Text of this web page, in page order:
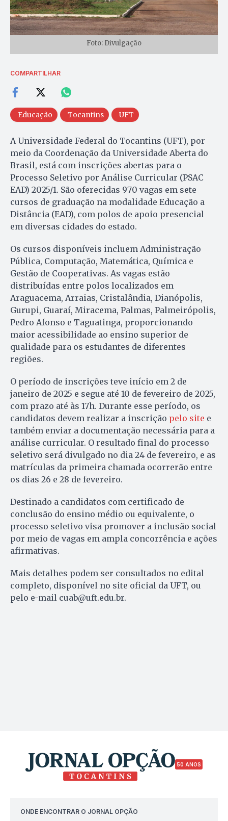
Foto: Divulgação
COMPARTILHAR
Educação Tocantins UFT
A Universidade Federal do Tocantins (UFT), por
meio da Coordenação da Universidade Aberta do
Brasil, está com inscrições abertas para o
Processo Seletivo por Análise Curricular (PSAC
EAD) 2025/1. São oferecidas 970 vagas em sete
cursos de graduação na modalidade Educação a
Distância (EAD), com polos de apoio presencial
em diversas cidades do estado.
Os cursos disponíveis incluem Administração
Pública, Computação, Matemática, Química e
Gestão de Cooperativas. As vagas estão
distribuídas entre polos localizados em
Araguacema, Arraias, Cristalândia, Dianópolis,
Gurupi, Guaraí, Miracema, Palmas, Palmeirópolis,
Pedro Afonso e Taguatinga, proporcionando
maior acessibilidade ao ensino superior de
qualidade para os estudantes de diferentes
regiões.
O período de inscrições teve início em 2 de
janeiro de 2025 e segue até 10 de fevereiro de 2025,
com prazo até às 17h. Durante esse período, os
candidatos devem realizar a inscrição pelo site e
também enviar a documentação necessária para a
análise curricular. O resultado final do processo
seletivo será divulgado no dia 24 de fevereiro, e as
matrículas da primeira chamada ocorrerão entre
os dias 26 e 28 de fevereiro.
Destinado a candidatos com certificado de
conclusão do ensino médio ou equivalente, o
processo seletivo visa promover a inclusão social
por meio de vagas em ampla concorrência e ações
afirmativas.
Mais detalhes podem ser consultados no edital
completo, disponível no site oficial da UFT, ou
pelo e-mail cuab@uft.edu.br.
50 ANOS
ONDE ENCONTRAR O JORNAL OPÇÃO